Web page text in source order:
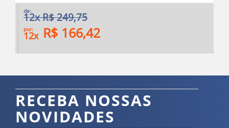
de:
12x R$ 249,75
por:
12x R$ 166,42
RECEBA NOSSAS
NOVIDADES